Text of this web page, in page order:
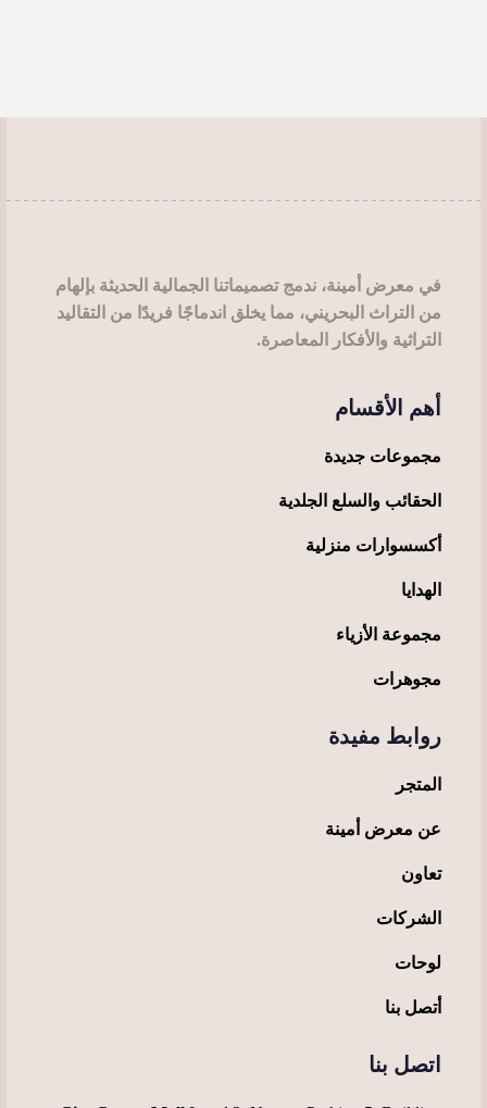
في معرض أمينة، ندمج تصميماتنا الجمالية الحديثة بإلهام
من التراث البحريني، مما يخلق اندماجًا فريدًا من التقاليد
التراثية والأفكار المعاصرة.
أهم الأقسام
مجموعات جديدة
الحقائب والسلع الجلدية
أكسسوارات منزلية
الهدايا
مجموعة الأزياء
مجوهرات
روابط مفيدة
المتجر
عن معرض أمينة
تعاون
الشركات
لوحات
أتصل بنا
اتصل بنا